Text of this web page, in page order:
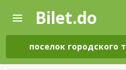
—
Поиск
и
покупка
билетов
Bilet.do
поселок городского